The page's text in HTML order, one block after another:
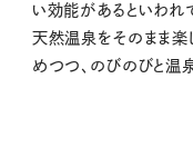
い効能があるといわれ
天然温泉をそのまま楽
めつつ、のびのびと温